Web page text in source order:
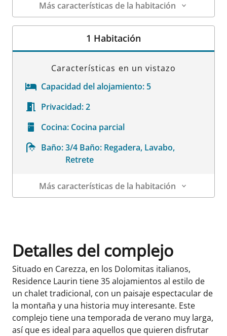
Más características de la habitación
Datos de la habitación
1 Habitación
Características en un vistazo
Capacidad del alojamiento: 5
Privacidad:2
Cocina: Cocina parcial
Baño: 3/4 Baño: Regadera, Lavabo,
Retrete
Más características de la habitación
Detalles del complejo
Situado en Carezza, en los Dolomitas italianos,
Residence Laurin tiene 35 alojamientos al estilo de
un chalet tradicional, con un paisaje espectacular de
la montaña y una historia muy interesante. Este
complejo tiene una temporada de verano muy larga,
así que es ideal para aquellos que quieren disfrutar